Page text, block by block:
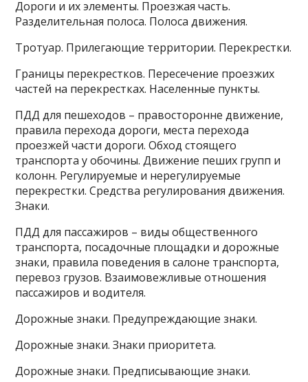
Дороги и их элементы. Проезжая часть.
Разделительная полоса. Полоса движения.
Тротуар. Прилегающие территории. Перекрестки.
Границы перекрестков. Пересечение проезжих
частей на перекрестках. Населенные пункты.
ПДД для пешеходов – правосторонне движение,
правила перехода дороги, места перехода
проезжей части дороги. Обход стоящего
транспорта у обочины. Движение пеших групп и
колонн. Регулируемые и нерегулируемые
перекрестки. Средства регулирования движения.
Знаки.
ПДД для пассажиров – виды общественного
транспорта, посадочные площадки и дорожные
знаки, правила поведения в салоне транспорта,
перевоз грузов. Взаимовежливые отношения
пассажиров и водителя.
Дорожные знаки. Предупреждающие знаки.
Дорожные знаки. Знаки приоритета.
Дорожные знаки. Предписывающие знаки.